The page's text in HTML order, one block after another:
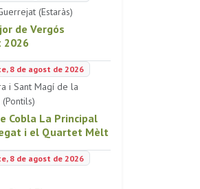
(Estaràs)
de Vergós
2026
8 de agost de 2026
i Sant Magí de la
Cobla La Principal
i el Quartet Mèlt
8 de agost de 2026